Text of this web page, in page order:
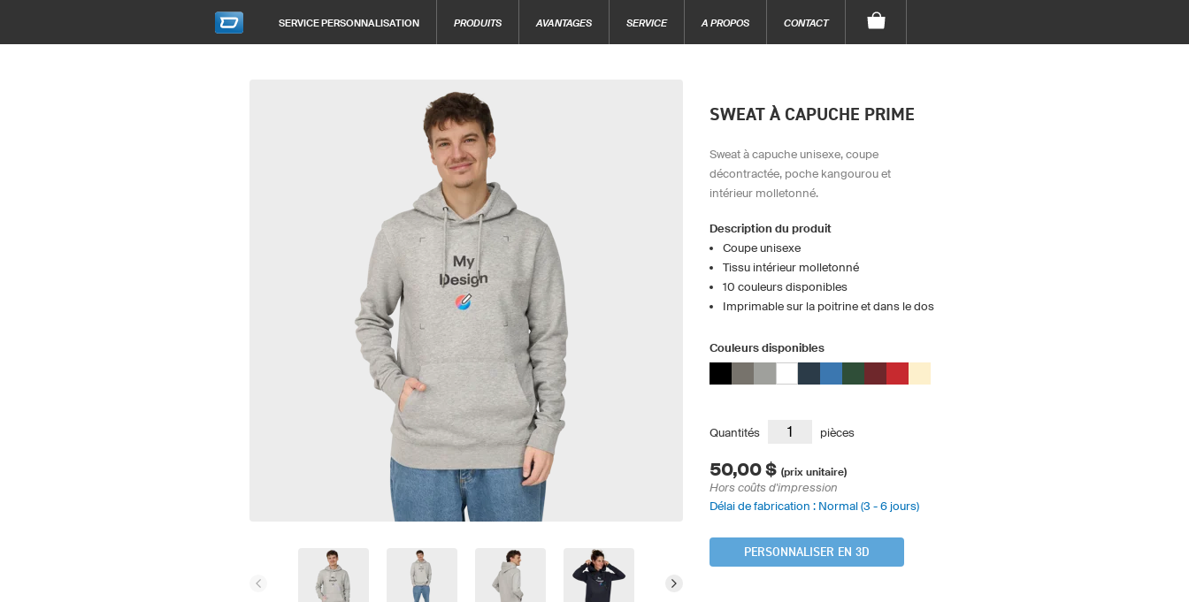
SERVICE PERSONNALISATION PRODUITS AVANTAGES SERVICE A PROPOS CONTACT
SWEAT À CAPUCHE PRIME
Sweat à capuche unisexe, coupe
décontractée, poche kangourou et
intérieur molletonné.
Description du produit
Coupe unisexe
Tissu intérieur molletonné
10 couleurs disponibles
Imprimable sur la poitrine et dans le dos
Couleurs disponibles
Quantités pièces
50,00 $ (prix unitaire)
Hors coûts d'impression
Délai de fabrication : Normal (3 - 6 jours)
PERSONNALISER EN 3D